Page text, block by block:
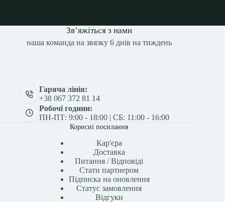
Зв’яжіться з нами
наша команда на звязку 6 днів на тиждень
Гаряча лінія:
+38 067 372 81 14
Робочі години:
ПН-ПТ: 9:00 - 18:00 | СБ: 11:00 - 16:00
Корисні посилання
Кар'єра
Доставка
Питання / Відповіді
Стати партнером
Підписка на оновлення
Статус замовлення
Відгуки